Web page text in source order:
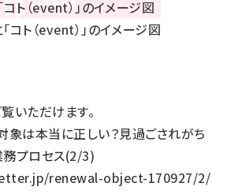
いただけます。
象は本当に正しい？見過ごされがち
プロセス(2/3)
renewal-object-170927/2/